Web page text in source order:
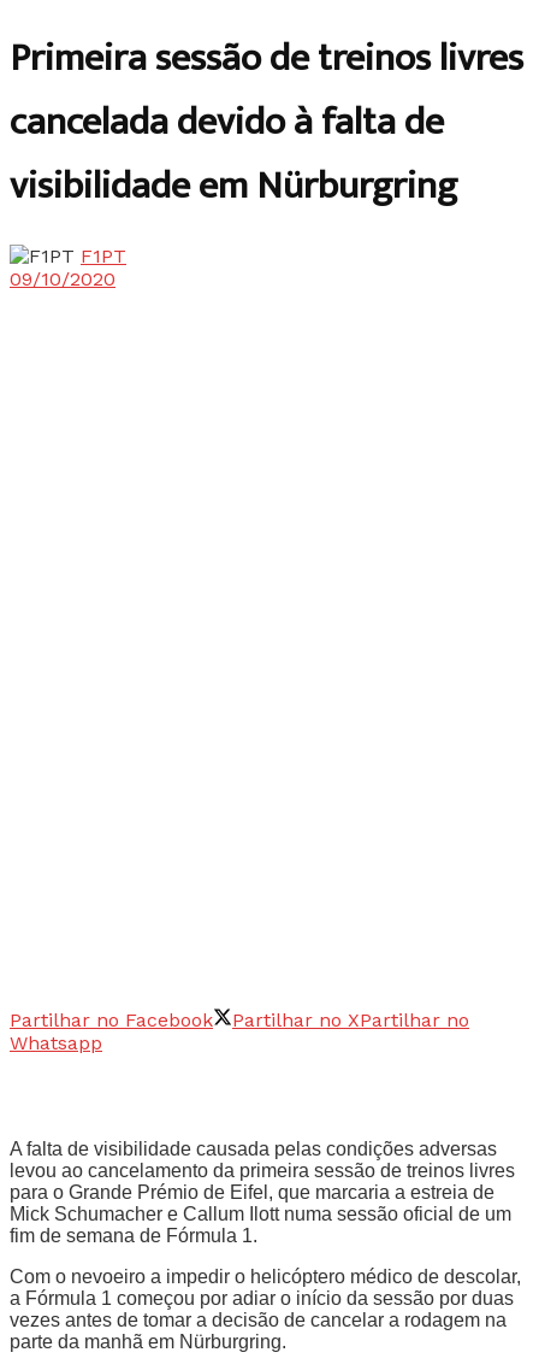
Primeira sessão de treinos livres
cancelada devido à falta de
visibilidade em Nürburgring
F1PT
09/10/2020
Partilhar no Facebook Partilhar no XPartilhar no
Whatsapp
A falta de visibilidade causada pelas condições adversas
levou ao cancelamento da primeira sessão de treinos livres
para o Grande Prémio de Eifel, que marcaria a estreia de
Mick Schumacher e Callum Ilott numa sessão oficial de um
fim de semana de Fórmula 1.
Com o nevoeiro a impedir o helicóptero médico de descolar,
a Fórmula 1 começou por adiar o início da sessão por duas
vezes antes de tomar a decisão de cancelar a rodagem na
parte da manhã em Nürburgring.